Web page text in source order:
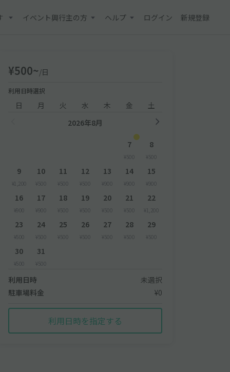
イベント興行主の方 ヘルプ ログイン 新規登録
¥500~/日
利用日時選択
日 月 火 水 木 金
土
2026年8月
7
¥500
8
¥500
9
¥1,200
10
¥500
11
¥500
12
¥500
13
¥900
14
¥900
15
¥900
16
¥900
17
¥900
18
¥500
19
¥500
20
¥500
21
¥500
22
¥1,200
23
¥500
24
¥500
25
¥500
26
¥500
27
¥500
28
¥500
29
¥500
30
¥500
31
¥500
利用日時
未選択
駐車場料金
¥0
利用日時を指定する